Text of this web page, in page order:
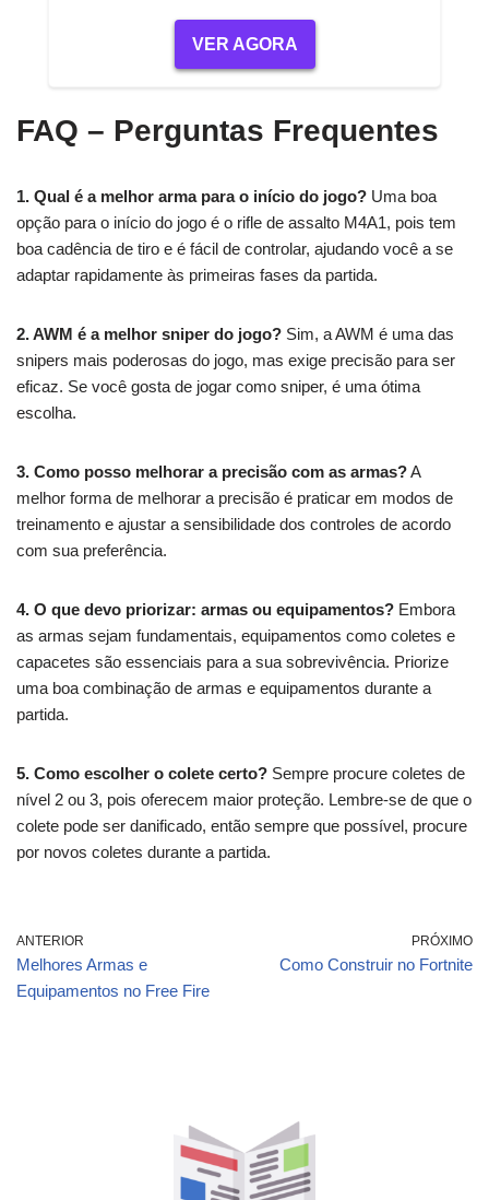
VER AGORA
FAQ – Perguntas Frequentes
1. Qual é a melhor arma para o início do jogo? Uma boa
opção para o início do jogo é o rifle de assalto M4A1, pois tem
boa cadência de tiro e é fácil de controlar, ajudando você a se
adaptar rapidamente às primeiras fases da partida.
2. AWM é a melhor sniper do jogo? Sim, a AWM é uma das
snipers mais poderosas do jogo, mas exige precisão para ser
eficaz. Se você gosta de jogar como sniper, é uma ótima
escolha.
3. Como posso melhorar a precisão com as armas?A
melhor forma de melhorar a precisão é praticar em modos de
treinamento e ajustar a sensibilidade dos controles de acordo
com sua preferência.
4. O que devo priorizar: armas ou equipamentos? Embora
as armas sejam fundamentais, equipamentos como coletes e
capacetes são essenciais para a sua sobrevivência. Priorize
uma boa combinação de armas e equipamentos durante a
partida.
5. Como escolher o colete certo? Sempre procure coletes de
nível 2 ou 3, pois oferecem maior proteção. Lembre-se de que o
colete pode ser danificado, então sempre que possível, procure
por novos coletes durante a partida.
ANTERIOR
Melhores Armas e
Equipamentos no Free Fire
PRÓXIMO
Como Construir no Fortnite